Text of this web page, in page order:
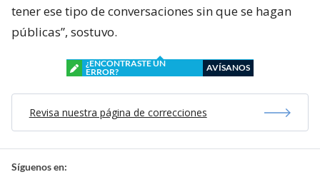
tener ese tipo de conversaciones sin que se hagan
públicas”, sostuvo.
¿ENCONTRASTE UN
ERROR?
AVÍSANOS
Revisa nuestra página de correcciones
Síguenos en: